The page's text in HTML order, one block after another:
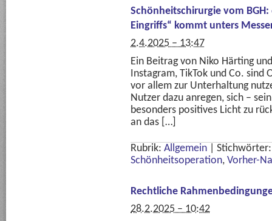
Schönheitschirurgie vom
Eingriffs“ kommt unters
2.4.2025 – 13:47
Ein Beitrag von Niko Härting
Instagram, TikTok und Co.
vor allem zur Unterhaltung
Nutzer dazu anregen, sich –
besonders positives Licht zu
an das […]
Rubrik: Allgemein
Schönheitsoperation, Vorher-
Rechtliche
28.2.2025 – 10:42